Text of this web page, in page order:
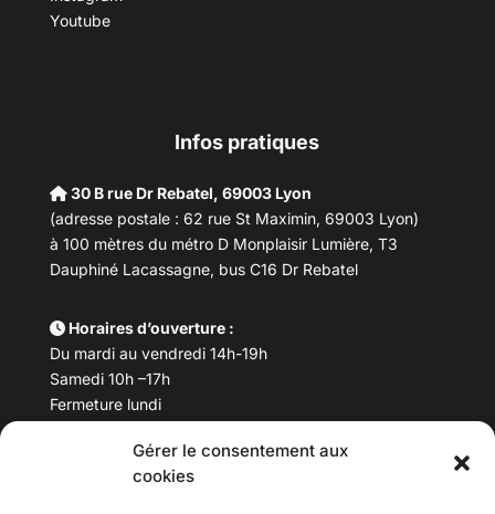
Gérer le consentement aux
cookies
Youtube
Infos pratiques
30 B rue Dr Rebatel, 69003 Lyon
(adresse postale : 62 rue St Maximin, 69003 Lyon)
à 100 mètres du métro D Monplaisir Lumière, T3
Dauphiné Lacassagne, bus C16 Dr Rebatel
Horaires d’ouverture :
Du mardi au vendredi 14h-19h
Samedi 10h –17h
Fermeture lundi
Téléphone : 04 78 53 06 40
maisondesculturesasiatiques@asiexpo.com